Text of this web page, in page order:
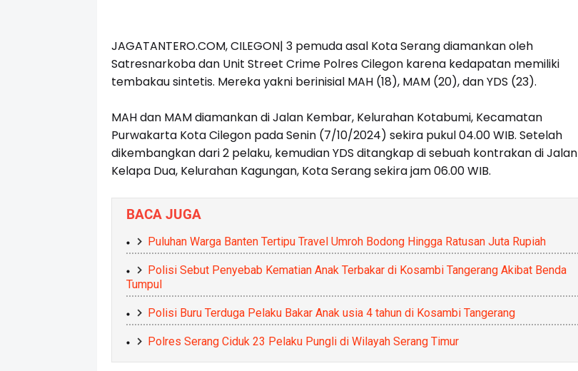
JAGATANTERO.COM, CILEGON| 3 pemuda asal Kota Serang diamankan oleh
Satresnarkoba dan Unit Street Crime Polres Cilegon karena kedapatan memiliki
tembakau sintetis. Mereka yakni berinisial MAH (18), MAM (20), dan YDS (23).
MAH dan MAM diamankan di Jalan Kembar, Kelurahan Kotabumi, Kecamatan
Purwakarta Kota Cilegon pada Senin (7/10/2024) sekira pukul 04.00 WIB. Setelah
dikembangkan dari 2 pelaku, kemudian YDS ditangkap di sebuah kontrakan di Jalan
Kelapa Dua, Kelurahan Kagungan, Kota Serang sekira jam 06.00 WIB.
BACA JUGA
Puluhan Warga Banten Tertipu Travel Umroh Bodong Hingga Ratusan Juta Rupiah
Polisi Sebut Penyebab Kematian Anak Terbakar di Kosambi Tangerang Akibat Benda
Tumpul
Polisi Buru Terduga Pelaku Bakar Anak usia 4 tahun di Kosambi Tangerang
Polres Serang Ciduk 23 Pelaku Pungli di Wilayah Serang Timur